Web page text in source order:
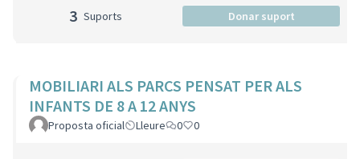
3 Suports Donar suport
MOBILIARI ALS PARCS PENSAT PER ALS
INFANTS DE 8 A 12 ANYS
Proposta oficial Lleure 0 0